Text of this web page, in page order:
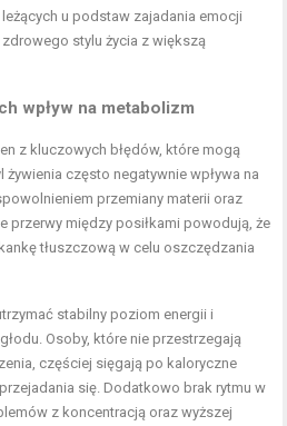
leżących u podstaw zajadania emocji
stylu życia z większą
wpływ na metabolizm
z kluczowych błędów, które mogą
często negatywnie wpływa na
przemiany materii oraz
przerwy między posiłkami powodują, że
tłuszczową w celu oszczędzania
stabilny poziom energii i
Osoby, które nie przestrzegają
częściej sięgają po kaloryczne
się. Dodatkowo brak rytmu w
z koncentracją oraz wyższej